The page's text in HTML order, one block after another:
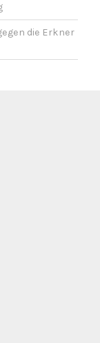
die Erkner